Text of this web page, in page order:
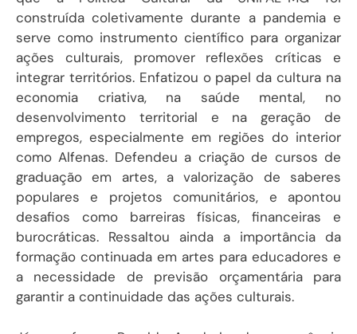
construída coletivamente durante a pandemia e
serve como instrumento científico para organizar
ações culturais, promover reflexões críticas e
integrar territórios. Enfatizou o papel da cultura na
economia criativa, na saúde mental, no
desenvolvimento territorial e na geração de
empregos, especialmente em regiões do interior
como Alfenas. Defendeu a criação de cursos de
graduação em artes, a valorização de saberes
populares e projetos comunitários, e apontou
desafios como barreiras físicas, financeiras e
burocráticas. Ressaltou ainda a importância da
formação continuada em artes para educadores e
a necessidade de previsão orçamentária para
garantir a continuidade das ações culturais.